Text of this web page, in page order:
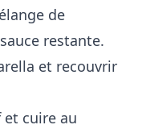
de
restante.
et recouvrir
et cuire au